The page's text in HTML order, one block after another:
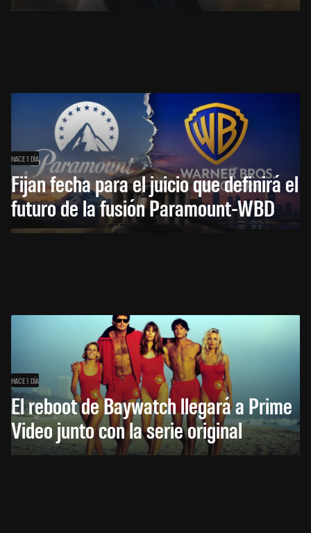
HACE 1 DÍA
Fijan fecha para el juicio que definirá el
futuro de la fusión Paramount-WBD
HACE 1 DÍA
El reboot de Baywatch llegará a Prime
Video junto con la serie original